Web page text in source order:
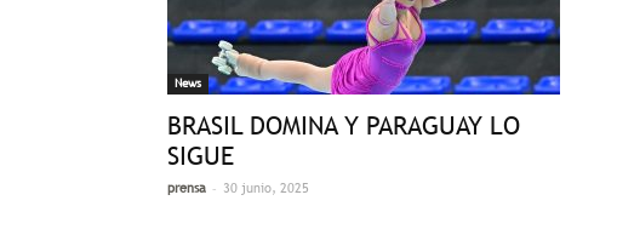
News
BRASIL DOMINA Y PARAGUAY LO
SIGUE
prensa - 30 junio, 2025